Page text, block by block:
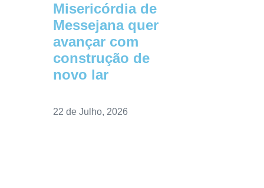
Misericórdia de
Messejana quer
avançar com
construção de
novo lar
22 de Julho, 2026